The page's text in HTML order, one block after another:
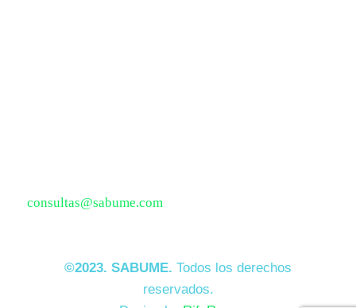
consultas@sabume.com
©2023. SABUME. Todos los derechos
reservados.